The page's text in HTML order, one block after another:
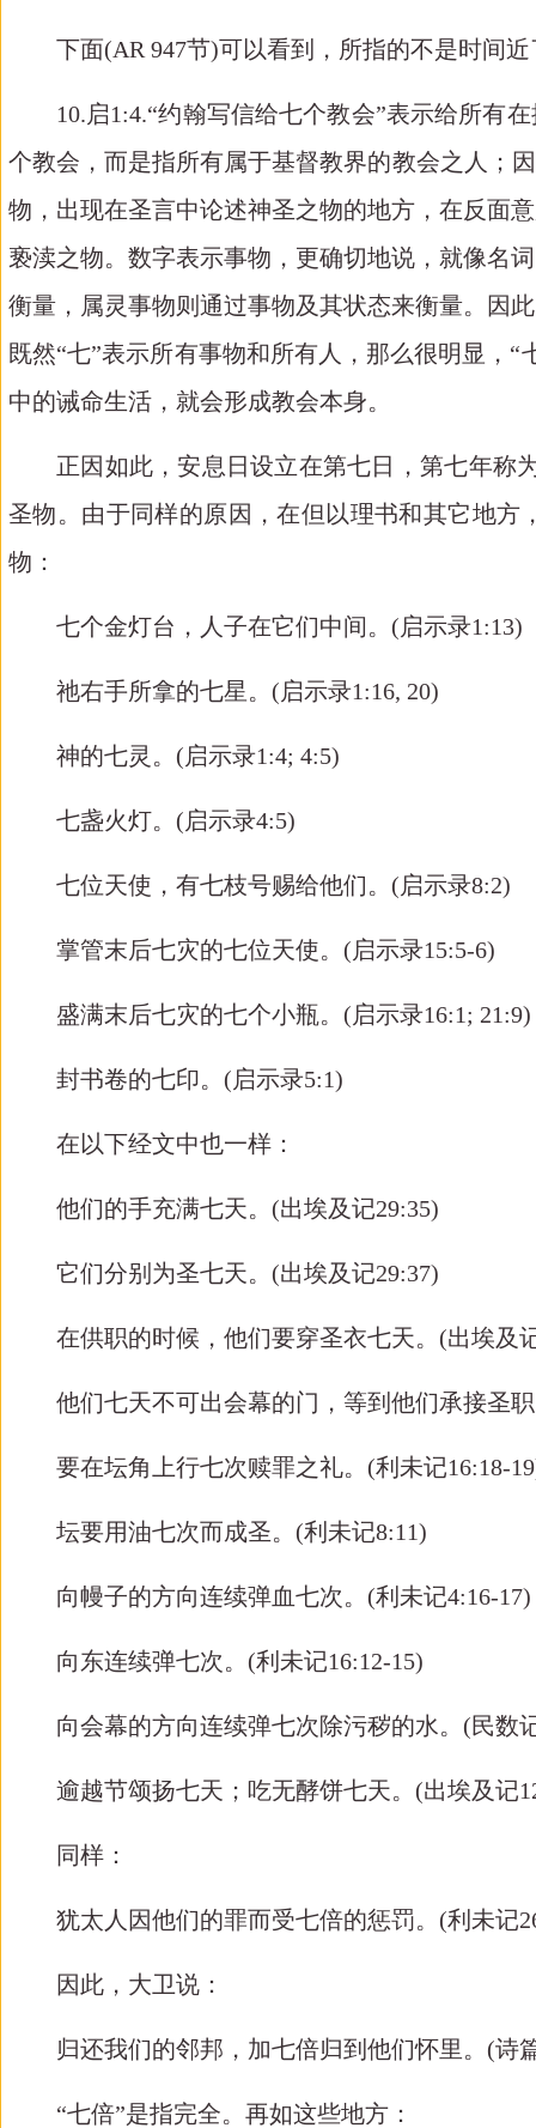
下面(AR 947节)可以看到，所指的不是时间
10.启1:4.“约翰写信给七个教会”表示给所有
个教会，而是指所有属于基督教界的教会之人；
物，出现在圣言中论述神圣之物的地方，在反面
亵渎之物。数字表示事物，更确切地说，就像名
衡量，属灵事物则通过事物及其状态来衡量。因
既然“七”表示所有事物和所有人，那么很明显，
中的诫命生活，就会形成教会本身。
正因如此，安息日设立在第七日，第七年称
圣物。由于同样的原因，在但以理书和其它地方
物：
七个金灯台，人子在它们中间。 (启示录1:13)
祂右手所拿的七星。 (启示录1:16, 20)
神的七灵。 (启示录1:4; 4:5)
七盏火灯。 (启示录4:5)
七位天使，有七枝号赐给他们。 (启示录8:2)
掌管末后七灾的七位天使。 (启示录15:5-6)
盛满末后七灾的七个小瓶。 (启示录16:1; 21:9)
封书卷的七印。 (启示录5:1)
在以下经文中也一样：
他们的手充满七天。 (出埃及记29:35)
它们分别为圣七天。 (出埃及记29:37)
在供职的时候，他们要穿圣衣七天。 (出埃及
他们七天不可出会幕的门，等到他们承接圣
要在坛角上行七次赎罪之礼。 (利未记16:18-
坛要用油七次而成圣。 (利未记8:11)
向幔子的方向连续弹血七次。 (利未记4:16-17)
向东连续弹七次。 (利未记16:12-15)
向会幕的方向连续弹七次除污秽的水。 (民数
逾越节颂扬七天；吃无酵饼七天。 (出埃及记
同样：
犹太人因他们的罪而受七倍的惩罚。 (利未记
因此，大卫说：
归还我们的邻邦，加七倍归到他们怀里。 (诗
“七倍”是指完全。再如这些地方：